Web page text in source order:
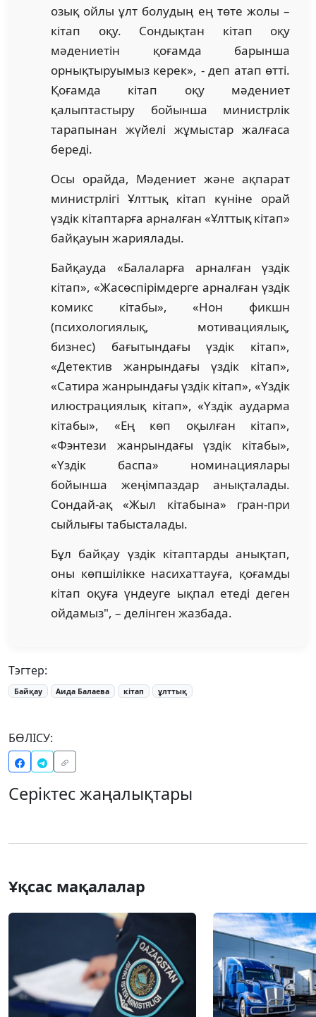
озық ойлы ұлт болудың ең төте жолы –
кітап оқу. Сондықтан кітап оқу
мәдениетін қоғамда барынша
орнықтыруымыз керек», - деп атап өтті.
Қоғамда кітап оқу мәдениет
қалыптастыру бойынша министрлік
тарапынан жүйелі жұмыстар жалғаса
береді.
Осы орайда, Мәдениет және ақпарат
министрлігі Ұлттық кітап күніне орай
үздік кітаптарға арналған «Ұлттық кітап»
байқауын жариялады.
Байқауда «Балаларға арналған үздік
кітап», «Жасөспірімдерге арналған үздік
комикс кітабы», «Нон фикшн
(психологиялық, мотивациялық,
бизнес) бағытындағы үздік кітап»,
«Детектив жанрындағы үздік кітап»,
«Сатира жанрындағы үздік кітап», «Үздік
илюстрациялық кітап», «Үздік аударма
кітабы», «Ең көп оқылған кітап»,
«Фэнтези жанрындағы үздік кітабы»,
«Үздік баспа» номинациялары
бойынша жеңімпаздар анықталады.
Сондай-ақ «Жыл кітабына» гран-при
сыйлығы табысталады.
Бұл байқау үздік кітаптарды анықтап,
оны көпшілікке насихаттауға, қоғамды
кітап оқуға үндеуге ықпал етеді деген
ойдамыз", – делінген жазбада.
Тэгтер:
Байқау Аида Балаева кітап ұлттық
БӨЛІСУ:
Серіктес жаңалықтары
Ұқсас мақалалар